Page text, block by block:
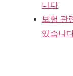
니다
보험 관
있습니